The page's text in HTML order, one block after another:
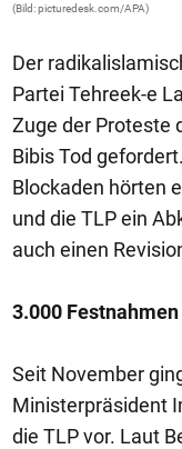
(Bild: picturedesk.com/APA)
Der
Partei Tehreek-e
Zuge der Proteste
Bibis Tod
Blockaden hörten
und die TLP ein
auch einen
3.000 Festnahmen
Seit November
Ministerpräsident
die TLP vor. Laut